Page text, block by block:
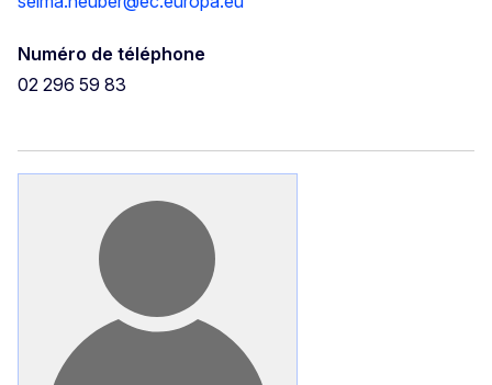
Numéro de téléphone
02 296 59 83